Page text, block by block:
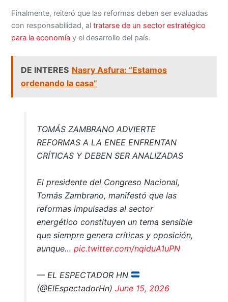
Finalmente, reiteró que las reformas deben ser evaluadas
con responsabilidad, altratarse de un sector estratégico
para la economíay el desarrollo del país.
DE INTERES Nasry Asfura: “Estamos
ordenando la casa”
TOMÁS ZAMBRANO ADVIERTE
REFORMAS A LA ENEE ENFRENTAN
CRÍTICAS Y DEBEN SER ANALIZADAS
El presidente del Congreso Nacional,
Tomás Zambrano, manifestó que las
reformas impulsadas al sector
energético constituyen un tema sensible
que siempre genera críticas y oposición,
aunque… pic.twitter.com/nqiduA1uPN
— EL ESPECTADOR HN
(@ElEspectadorHn) June 15, 2026